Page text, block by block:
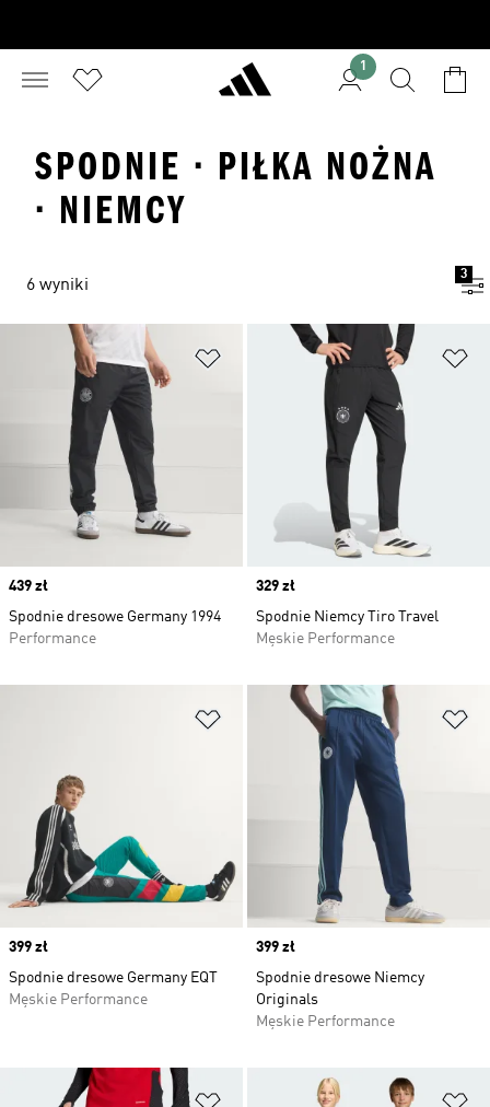
1
SPODNIE · PIŁKA NOŻNA
· NIEMCY
6 wyniki
3
Dodaj do listy życzeń
Price
439 zł
Spodnie dresowe Germany 1994
Performance
Price
329 zł
Spodnie Niemcy Tiro Travel
Męskie Performance
Dodaj do listy życzeń
Price
399 zł
Spodnie dresowe Germany EQT
Męskie Performance
Price
399 zł
Spodnie dresowe Niemcy
Originals
Męskie Performance
Dodaj do listy życzeń